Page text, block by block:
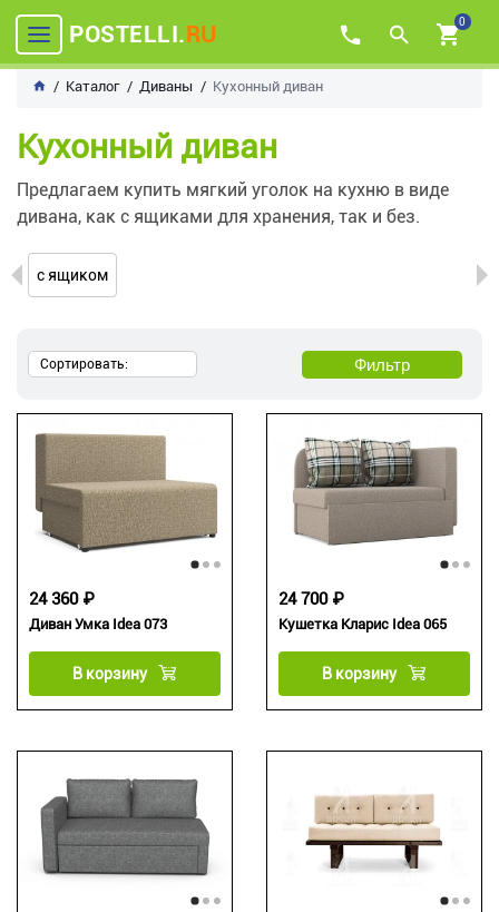
POSTELLI.RU 0
Каталог Диваны Кухонный диван
Кухонный диван
Предлагаем купить мягкий уголок на кухню в виде
дивана, как с ящиками для хранения, так и без.
с ящиком
Сортировать: Фильтр
Диван Умка Idea 073
24 360 ₽
В корзину
Кушетка Кларис Idea 065
24 700 ₽
В корзину